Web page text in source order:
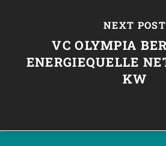
NEXT POST
VC OLYMPIA
ENERGIEQUELLE
KW